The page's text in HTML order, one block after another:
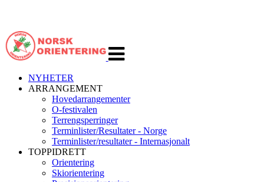
navigasjon
NYHETER
ARRANGEMENT
Hovedarrangementer
O-festivalen
Terrengsperringer
Terminlister/Resultater - Norge
Terminlister/resultater - Internasjonalt
TOPPIDRETT
Orientering
Skiorientering